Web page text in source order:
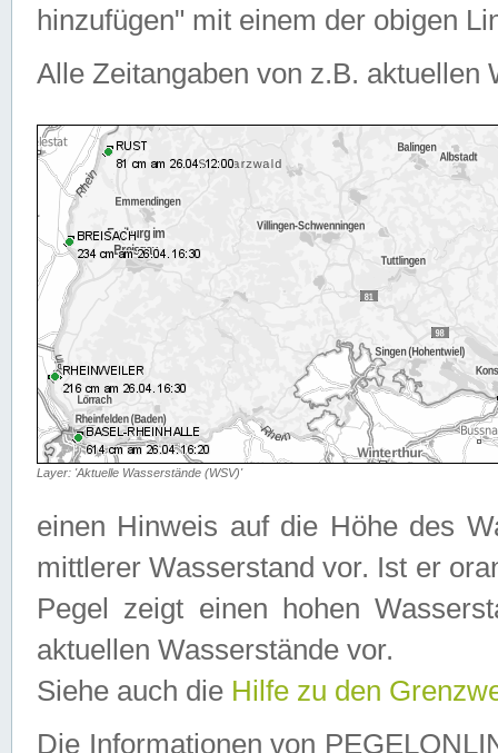
hinzufügen" mit einem der obigen
Alle Zeitangaben von z.B. aktuellen
Layer: 'Aktuelle Wasserstände (WSV)'
einen Hinweis auf die Höhe des
mittlerer Wasserstand vor. Ist er
Pegel zeigt einen hohen
aktuellen Wasserstände vor.
Siehe auch die Hilfe zu den
Die Informationen von